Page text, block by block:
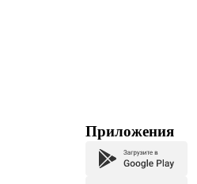
Приложения